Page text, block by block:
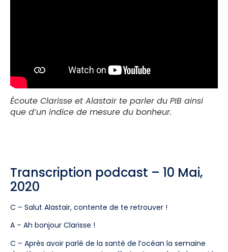
Écoute Clarisse et Alastair te parler du PIB ainsi
que d’un indice de mesure du bonheur.
Transcription podcast – 10 Mai,
2020
C – Salut Alastair, contente de te retrouver !
A – Ah bonjour Clarisse !
C – Après avoir parlé de la santé de l’océan la semaine